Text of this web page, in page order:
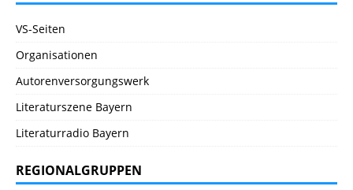
VS-Seiten
Organisationen
Autorenversorgungswerk
Literaturszene Bayern
Literaturradio Bayern
REGIONALGRUPPEN